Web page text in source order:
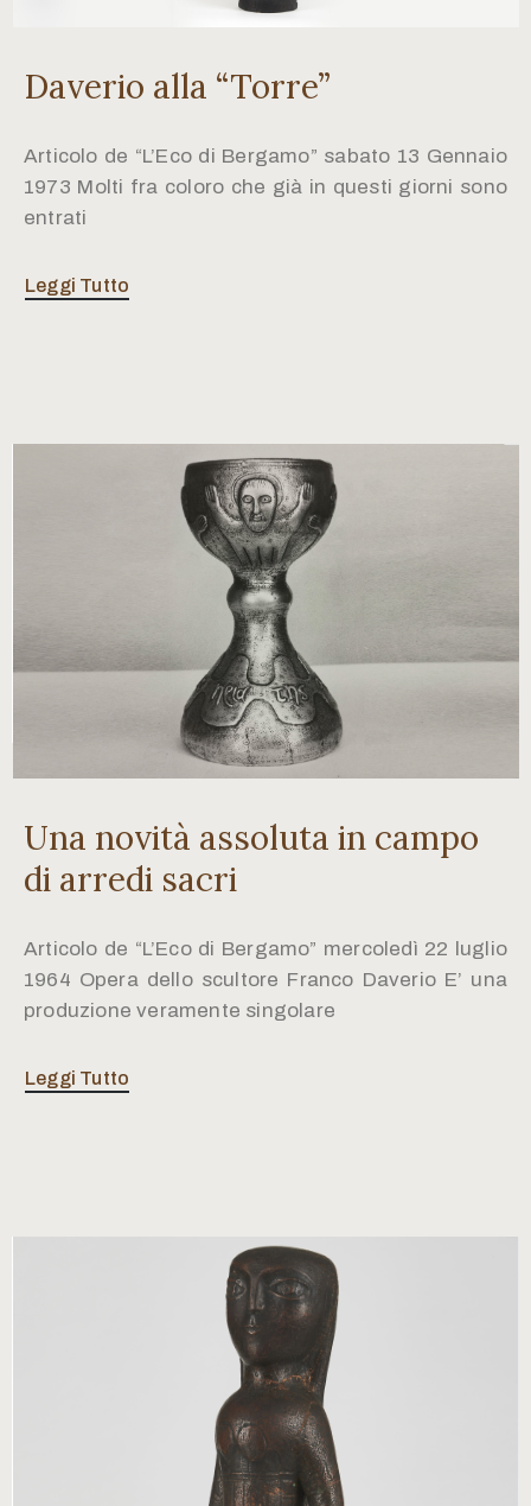
Daverio alla “Torre”
Articolo de “L’Eco di Bergamo” sabato 13 Gennaio
1973 Molti fra coloro che già in questi giorni sono
entrati
Leggi Tutto
Una novità assoluta in campo
di arredi sacri
Articolo de “L’Eco di Bergamo” mercoledì 22 luglio
1964 Opera dello scultore Franco Daverio E’ una
produzione veramente singolare
Leggi Tutto